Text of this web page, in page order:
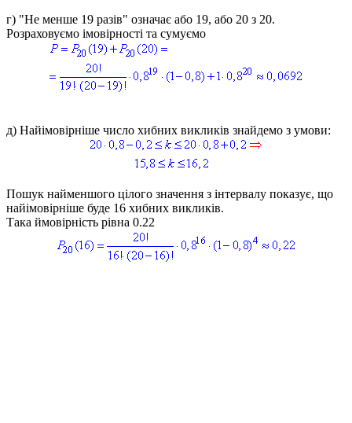
г) "Не менше 19 разів" означає або 19, або 20 з 20.
Розраховуємо імовірності та сумуємо
д) Найімовірніше число хибних викликів знайдемо з умови:
Пошук найменшого цілого значення з інтервалу показує, що
найімовірніше буде 16 хибних викликів.
Така ймовірність рівна 0.22